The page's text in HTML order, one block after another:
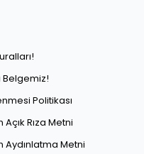
Belgemiz!
Politikası
Rıza Metni
Aydınlatma Metni